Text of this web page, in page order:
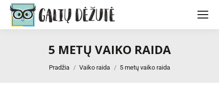
5 METŲ VAIKO RAIDA
You are here:
Pradžia Vaiko raida 5 metų vaiko raida